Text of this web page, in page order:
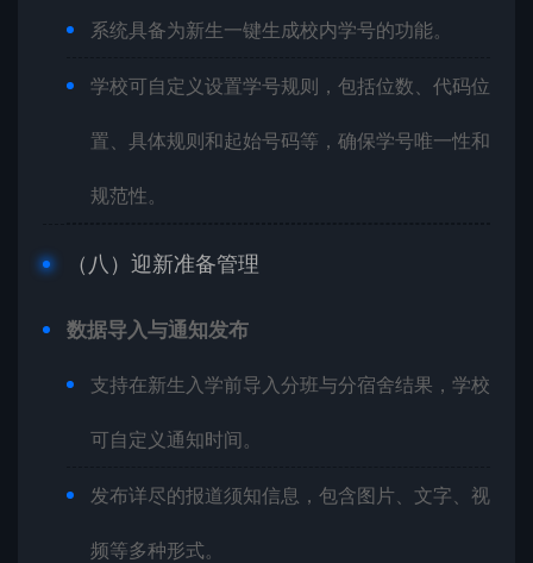
系统具备为新生一键生成校内学号的功能。
学校可自定义设置学号规则，包括位数、代码位
置、具体规则和起始号码等，确保学号唯一性和
规范性。
（八）迎新准备管理
数据导入与通知发布
支持在新生入学前导入分班与分宿舍结果，学校
可自定义通知时间。
发布详尽的报道须知信息，包含图片、文字、视
频等多种形式。